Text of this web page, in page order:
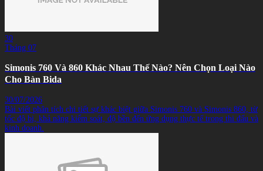
30
Tháng 07
Simonis 760 Và 860 Khác Nhau Thế Nào? Nên Chọn Loại Nào
Cho Bàn Bida
30/07/2026
Bài viết phân tích chi tiết sự khác biệt giữa Simonis 760 và Simonis 860, từ
tốc độ bi, khả năng kiểm soát, độ bền đến ứng dụng thực tế trong thi đấu và
kinh doanh.